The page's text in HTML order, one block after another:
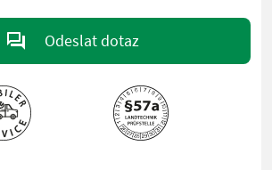
Odeslat dotaz